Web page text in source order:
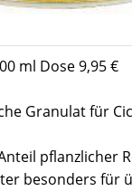
ml Dose 9,95 €
Granulat für
pflanzlicher
besonders für